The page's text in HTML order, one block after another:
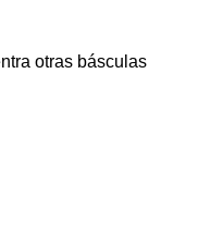
otras básculas